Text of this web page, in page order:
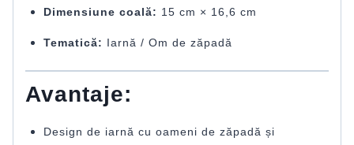
Dimensiune coală: 15 cm × 16,6 cm
Tematică: Iarnă / Om de zăpadă
Avantaje:
Design de iarnă cu oameni de zăpadă și